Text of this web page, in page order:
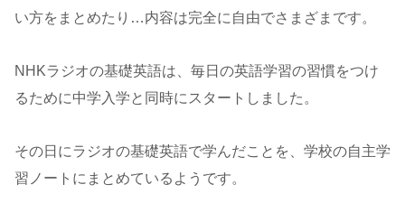
い方をまとめたり…内容は完全に自由でさまざまです。
NHKラジオの基礎英語は、毎日の英語学習の習慣をつけ
るために中学入学と同時にスタートしました。
その日にラジオの基礎英語で学んだことを、学校の自主学
習ノートにまとめているようです。